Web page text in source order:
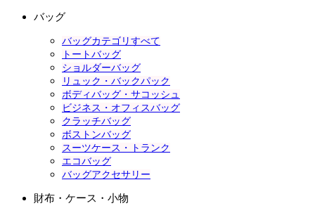
バッグ
バッグカテゴリすべて
トートバッグ
ショルダーバッグ
リュック・バックパック
ボディバッグ・サコッシュ
ビジネス・オフィスバッグ
クラッチバッグ
ボストンバッグ
スーツケース・トランク
エコバッグ
バッグアクセサリー
財布・ケース・小物